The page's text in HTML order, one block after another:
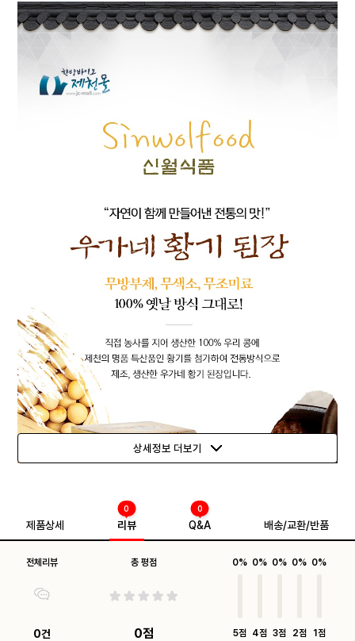
상세정보 더보기
제품상세 리뷰
0
Q&A
0
배송/교환/반품
전체리뷰
0건
총 평점
0점
0%
5점
0%
4점
0%
3점
0%
2점
0%
1점